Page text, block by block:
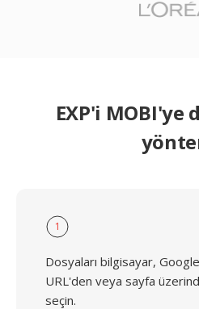
EXP'i
1
Dosyaları bilgisayar,
URL'den veya sayfa
seçin.